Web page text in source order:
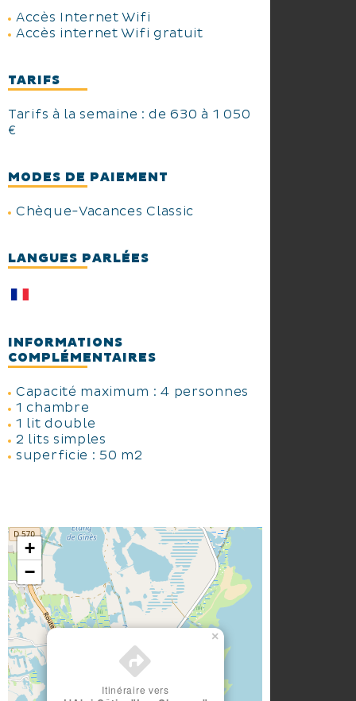
Accès Internet Wifi
Accès internet Wifi gratuit
TARIFS
Tarifs à la semaine : de 630 à 1 050
€
MODES DE PAIEMENT
Chèque-Vacances Classic
LANGUES PARLÉES
INFORMATIONS
COMPLÉMENTAIRES
Capacité maximum : 4 personnes
1 chambre
1 lit double
2 lits simples
superficie : 50 m2
Itinéraire vers
×
+
−